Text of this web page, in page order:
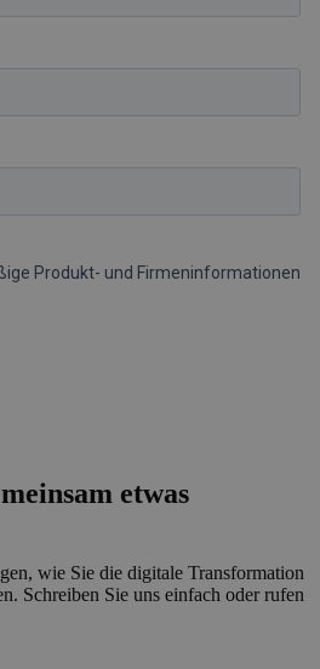
etwas
wie Sie die digitale Transformation
Schreiben Sie uns einfach oder rufen